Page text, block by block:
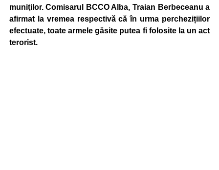
muniţilor. Comisarul BCCO Alba, Traian Berbeceanu a
afirmat la vremea respectivă că în urma perchezițiilor
efectuate, toate armele găsite putea fi folosite la un act
terorist.